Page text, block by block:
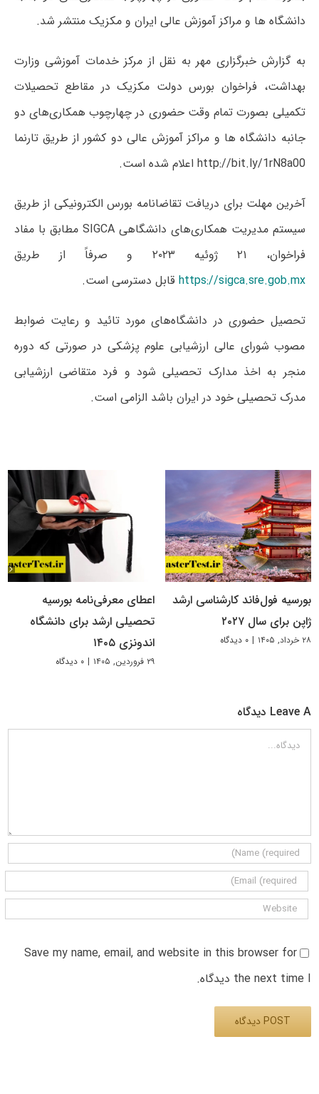
دانشگاه ها و مراکز آموزش عالی ایران و مکزیک منتشر شد.
به گزارش خبرگزاری مهر به نقل از مرکز خدمات آموزشی وزارت
بهداشت، فراخوان بورس دولت مکزیک در مقاطع تحصیلات
تکمیلی بصورت تمام وقت حضوری در چهارچوب همکاری‌های دو
جانبه دانشگاه ها و مراکز آموزش عالی دو کشور از طریق تارنما
http://bit.ly/1rN8a00 اعلام شده است.
آخرین مهلت برای دریافت تقاضانامه بورس الکترونیکی از طریق
سیستم مدیریت همکاری‌های دانشگاهی SIGCA مطابق با مفاد
فراخوان، ۲۱ ژوئیه ۲۰۲۳ و صرفاً از طریق
https://sigca.sre.gob.mx قابل دسترسی است.
تحصیل حضوری در دانشگاه‌های مورد تائید و رعایت ضوابط
مصوب شورای عالی ارزشیابی علوم پزشکی در صورتی که دوره
منجر به اخذ مدارک تحصیلی شود و فرد متقاضی ارزشیابی
مدرک تحصیلی خود در ایران باشد الزامی است.
بورسیه فول‌فاند کارشناسی ارشد
ژاپن برای سال ۲۰۲۷
۲۸ خرداد, ۱۴۰۵ | ۰ دیدگاه
اعطای معرفی‌نامه بورسیه
تحصیلی ارشد برای دانشگاه
اندونزی ۱۴۰۵
۲۹ فروردین, ۱۴۰۵ | ۰ دیدگاه
Leave A دیدگاه
دیدگاه
Save my name, email, and website in this browser for
the next time I دیدگاه.